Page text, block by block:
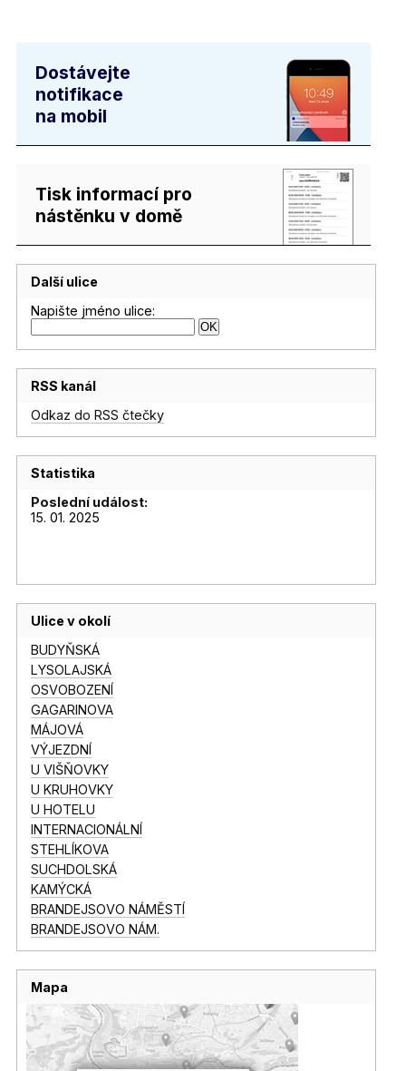
Dostávejte
notifikace
na mobil
Tisk informací pro
nástěnku v domě
Další ulice
Napište jméno ulice:
RSS kanál
Odkaz do RSS čtečky
Statistika
Poslední událost:
15. 01. 2025
Ulice v okolí
BUDYŇSKÁ
LYSOLAJSKÁ
OSVOBOZENÍ
GAGARINOVA
MÁJOVÁ
VÝJEZDNÍ
U VIŠŇOVKY
U KRUHOVKY
U HOTELU
INTERNACIONÁLNÍ
STEHLÍKOVA
SUCHDOLSKÁ
KAMÝCKÁ
BRANDEJSOVO NÁMĚSTÍ
BRANDEJSOVO NÁM.
Mapa